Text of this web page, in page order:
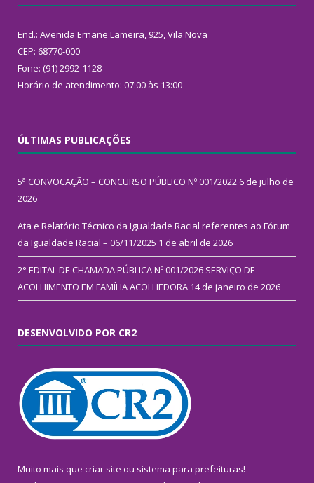
End.: Avenida Ernane Lameira, 925, Vila Nova
CEP: 68770-000
Fone: (91) 2992-1128
Horário de atendimento: 07:00 às 13:00
ÚLTIMAS PUBLICAÇÕES
5ª CONVOCAÇÃO – CONCURSO PÚBLICO Nº 001/2022 6 de julho de
2026
Ata e Relatório Técnico da Igualdade Racial referentes ao Fórum
da Igualdade Racial – 06/11/2025 1 de abril de 2026
2° EDITAL DE CHAMADA PÚBLICA Nº 001/2026 SERVIÇO DE
ACOLHIMENTO EM FAMÍLIA ACOLHEDORA 14 de janeiro de 2026
DESENVOLVIDO POR CR2
Muito mais que criar site ou sistema para prefeituras!